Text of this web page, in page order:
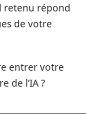
retenu répond
de votre
entrer votre
de l’IA ?